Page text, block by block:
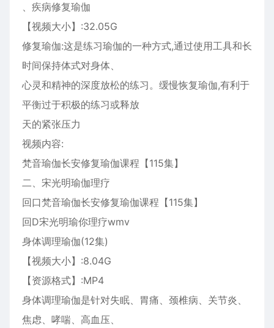
、疾病修复瑜伽
【视频大小】:32.05G
修复瑜伽:这是练习瑜伽的一种方式,通过使用工具和长
时间保持体式对身体、
心灵和精神的深度放松的练习。缓慢恢复瑜伽,有利于
平衡过于积极的练习或释放
天的紧张压力
视频内容:
梵音瑜伽长安修复瑜伽课程【115集】
二、宋光明瑜伽理疗
回口梵音瑜伽长安修复瑜伽课程【115集】
回D宋光明瑜你理疗wmv
身体调理瑜伽(12集)
【视频大小】:8.04G
【资源格式】:MP4
身体调理瑜伽是针对失眠、胃痛、颈椎病、关节炎、
焦虑、哮喘、高血压、